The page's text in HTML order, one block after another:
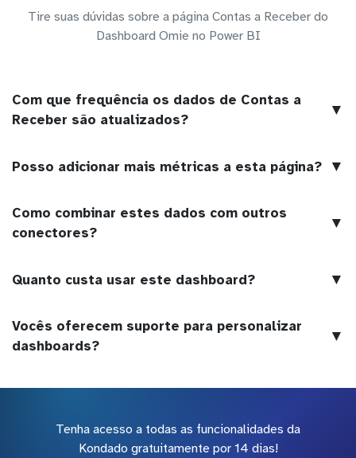
Tire suas dúvidas sobre a página Contas a Receber do
Dashboard Omie no Power BI
Com que frequência os dados de Contas a
Receber são atualizados?
▼
Posso adicionar mais métricas a esta página? ▼
Como combinar estes dados com outros
conectores?
▼
Quanto custa usar este dashboard? ▼
Vocês oferecem suporte para personalizar
dashboards?
▼
Tenha acesso a todas as funcionalidades da
Kondado gratuitamente por 14 dias!